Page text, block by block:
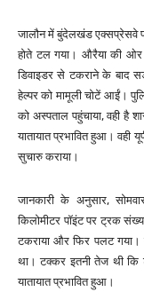
जालौन में बुंदेलखंड एक्सप्रेसवे
होते टल गया। औरैया की
डिवाइडर से टकराने के बाद
हेल्पर को मामूली चोटें आईं।
को अस्पताल पहुंचाया, वही है
यातायात प्रभावित हुआ। वही
सुचारु कराया।
जानकारी के अनुसार,
किलोमीटर पॉइंट पर ट्रक
टकराया और फिर पलट
था। टक्कर इतनी तेज थी
यातायात प्रभावित हुआ।